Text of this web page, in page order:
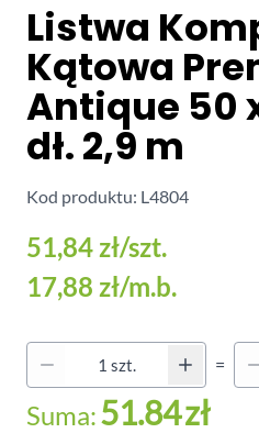
Listwa
Kątowa
Antique 50
dł. 2,9 m
Kod produktu: L4804
51,84 zł/szt.
17,88 zł/m.b.
=
Suma:51.84zł